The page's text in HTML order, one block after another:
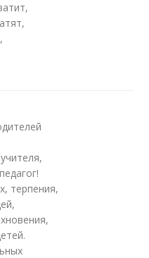
терпения,